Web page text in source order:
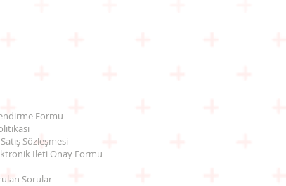
Formu
Sözleşmesi
İleti Onay Formu
Sorular